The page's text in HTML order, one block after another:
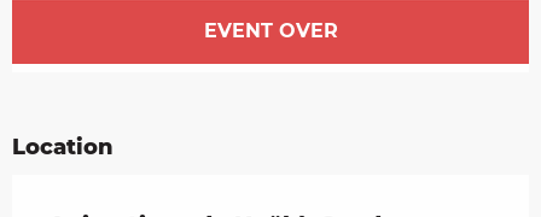
Opening hours & contact details
EVENT OVER
Location